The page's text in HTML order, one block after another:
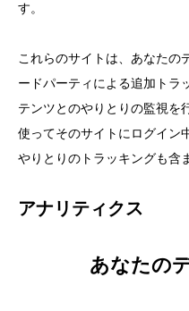
す。
これらのサイトは、あなたの
ードパーティによる追加トラ
テンツとのやりとりの監視を
使ってそのサイトにログイン
やりとりのトラッキングも含
アナリティクス
あなたの